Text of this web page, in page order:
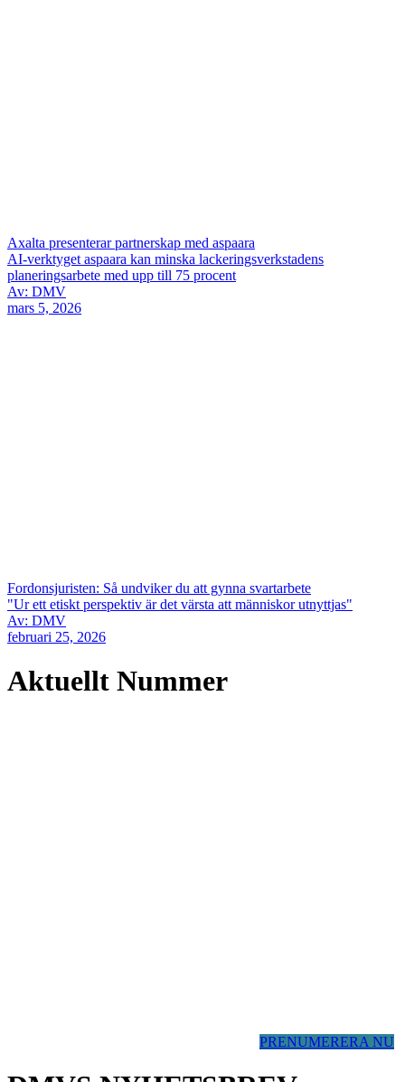
Axalta presenterar partnerskap med aspaara
AI-verktyget aspaara kan minska lackeringsverkstadens
planeringsarbete med upp till 75 procent
Av: DMV
mars 5, 2026
Fordonsjuristen: Så undviker du att gynna svartarbete
"Ur ett etiskt perspektiv är det värsta att människor utnyttjas"
Av: DMV
februari 25, 2026
Aktuellt Nummer
PRENUMERERA NU